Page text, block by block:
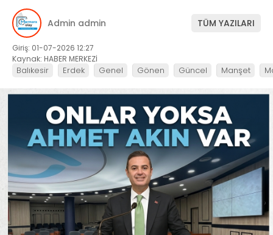
Admin admin TÜM YAZILARI
Giriş: 01-07-2026 12:27
Kaynak: HABER MERKEZİ
Balıkesir Erdek Genel Gönen Güncel Manşet